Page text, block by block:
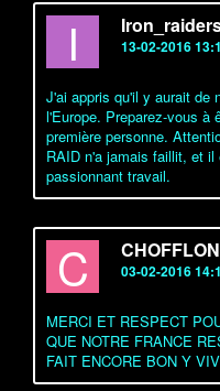
I 13-02-2016
J'ai appris qu'il y aurait de
l'Europe. Preparez-vous à
première personne.
RAID n'a jamais faillit, et
passionnant travail.
C CHOFFLON
03-02-2016
MERCI ET RESPECT
QUE NOTRE FRANCE
FAIT ENCORE BON Y